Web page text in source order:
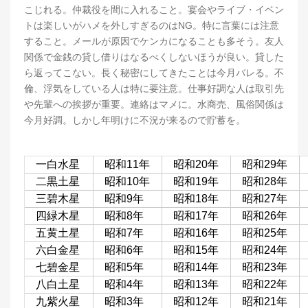
こじれる。仲裁役を間に入れること。宴会やライブ・イベン
トは楽しいがハメを外しすぎるのはNG。特に言葉には注意
すること。メールが原因でケンカになることも多そう。友人
関係で金銭の貸し借りはなるべくしないほうが良い。貸した
ら返ってこない。長く秘密にしてきたことは今月バレる。不
倫、浮気をしている人は特に要注意。仕事好調な人は取引先
や先輩への挨拶が重要。連絡はマメに。水商売、風俗関係は
今月好調。しかし年明けに不況が来るので貯蓄を。
一白水星 昭和11年 昭和20年
昭和29年
二黒土星
昭和10年 昭和19年
昭和28年
三碧木星
昭和9年 昭和18年
昭和27年
四緑木星
昭和8年 昭和17年
昭和26年
五黄土星
昭和7年 昭和16年
昭和25年
六白金星
昭和6年 昭和15年
昭和24年
七碧金星
昭和5年 昭和14年
昭和23年
八白土星
昭和4年 昭和13年
昭和22年
九紫火星
昭和3年 昭和12年 昭和21年